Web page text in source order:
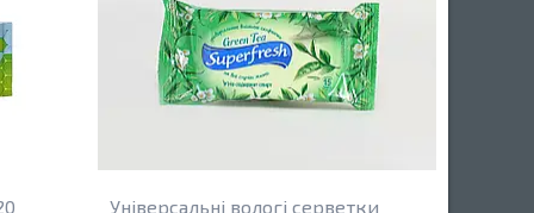
Універсальні вологі серветки